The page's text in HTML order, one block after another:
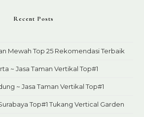
Recent Posts
Mewah Top 25 Rekomendasi Terbaik
~ Jasa Taman Vertikal Top#1
~ Jasa Taman Vertikal Top#1
Top#1 Tukang Vertical Garden